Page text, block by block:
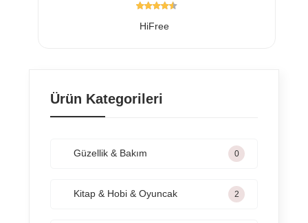
HiFree
Ürün Kategorileri
Güzellik & Bakım 0
Kitap & Hobi & Oyuncak 2